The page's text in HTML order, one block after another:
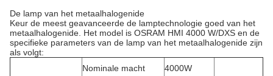
De lamp van het metaalhalogenide
Keur de meest geavanceerde de lamptechnologie goed van het
metaalhalogenide. Het model is OSRAM HMI 4000 W/DXS en de
specifieke parameters van de lamp van het metaalhalogenide zijn
als volgt:
Nominale macht 4000W